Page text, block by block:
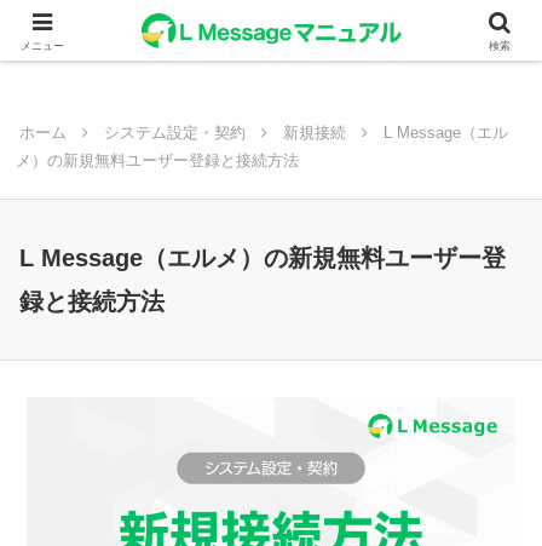
ホーム システム設定・契約 新規接続
L Message（エル
メ）の新規無料ユーザー登録と接続方法
L Message（エルメ）の新規無料ユーザー登
録と接続方法
メニュー 検索